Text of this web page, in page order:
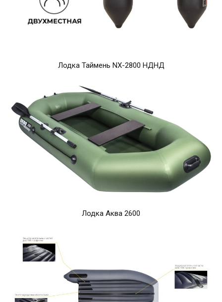
Лодка Таймень NX-2800 НДНД
Лодка Аква 2600